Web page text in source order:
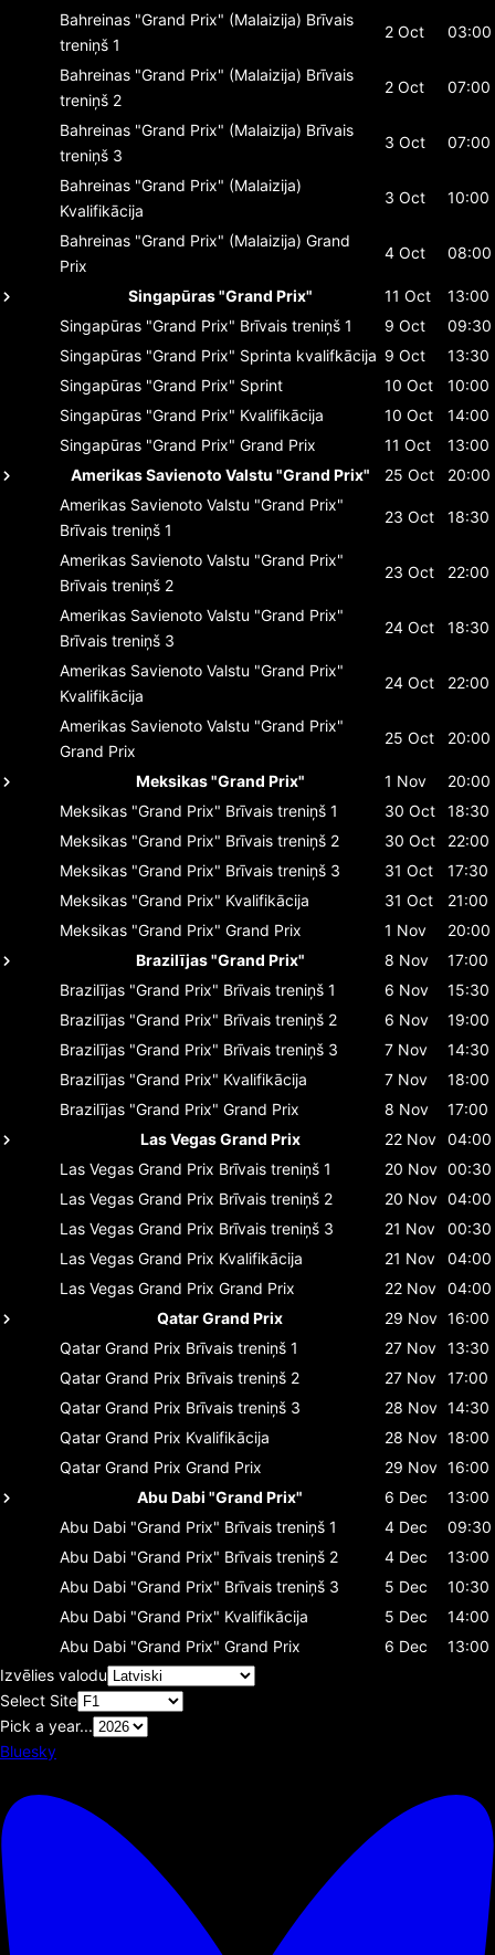
Bahreinas "Grand Prix" (Malaizija) Brīvais
treniņš 1
2 Oct 03:00
Bahreinas "Grand Prix" (Malaizija) Brīvais
treniņš 2
2 Oct 07:00
Bahreinas "Grand Prix" (Malaizija) Brīvais
treniņš 3
3 Oct 07:00
Bahreinas "Grand Prix" (Malaizija)
Kvalifikācija
3 Oct 10:00
Bahreinas "Grand Prix" (Malaizija) Grand
Prix
4 Oct 08:00
Singapūras "Grand Prix" 11 Oct
13:00
Singapūras "Grand Prix" Brīvais treniņš 1 9 Oct
09:30
Singapūras "Grand Prix" Sprinta kvalifkācija 9 Oct
13:30
Singapūras "Grand Prix" Sprint 10 Oct
10:00
Singapūras "Grand Prix" Kvalifikācija 10 Oct
14:00
Singapūras "Grand Prix" Grand Prix 11 Oct
13:00
Amerikas Savienoto Valstu "Grand Prix"
25 Oct
20:00
Amerikas Savienoto Valstu "Grand Prix"
Brīvais treniņš 1
23 Oct 18:30
Amerikas Savienoto Valstu "Grand Prix"
Brīvais treniņš 2
23 Oct 22:00
Amerikas Savienoto Valstu "Grand Prix"
Brīvais treniņš 3
24 Oct 18:30
Amerikas Savienoto Valstu "Grand Prix"
Kvalifikācija
24 Oct 22:00
Amerikas Savienoto Valstu "Grand Prix"
Grand Prix
25 Oct 20:00
Meksikas "Grand Prix" 1 Nov
20:00
Meksikas "Grand Prix" Brīvais treniņš 1 30 Oct
18:30
Meksikas "Grand Prix" Brīvais treniņš 2 30 Oct
22:00
Meksikas "Grand Prix" Brīvais treniņš 3 31 Oct
17:30
Meksikas "Grand Prix" Kvalifikācija 31 Oct
21:00
Meksikas "Grand Prix" Grand Prix 1 Nov
20:00
Brazilījas "Grand Prix"
8 Nov
17:00
Brazilījas "Grand Prix" Brīvais treniņš 1 6 Nov
15:30
Brazilījas "Grand Prix" Brīvais treniņš 2 6 Nov
19:00
Brazilījas "Grand Prix" Brīvais treniņš 3 7 Nov
14:30
Brazilījas "Grand Prix" Kvalifikācija 7 Nov
18:00
Brazilījas "Grand Prix" Grand Prix 8 Nov
17:00
Las Vegas Grand Prix
22 Nov 04:00
Las Vegas Grand Prix Brīvais treniņš 1 20 Nov 00:30
Las Vegas Grand Prix Brīvais treniņš 2 20 Nov 04:00
Las Vegas Grand Prix Brīvais treniņš 3 21 Nov
00:30
Las Vegas Grand Prix Kvalifikācija 21 Nov
04:00
Las Vegas Grand Prix Grand Prix 22 Nov 04:00
Qatar Grand Prix
29 Nov 16:00
Qatar Grand Prix Brīvais treniņš 1 27 Nov 13:30
Qatar Grand Prix Brīvais treniņš 2 27 Nov 17:00
Qatar Grand Prix Brīvais treniņš 3 28 Nov 14:30
Qatar Grand Prix Kvalifikācija 28 Nov 18:00
Qatar Grand Prix Grand Prix 29 Nov 16:00
Abu Dabi "Grand Prix"
6 Dec
13:00
Abu Dabi "Grand Prix" Brīvais treniņš 1 4 Dec
09:30
Abu Dabi "Grand Prix" Brīvais treniņš 2 4 Dec
13:00
Abu Dabi "Grand Prix" Brīvais treniņš 3 5 Dec
10:30
Abu Dabi "Grand Prix" Kvalifikācija 5 Dec
14:00
Abu Dabi "Grand Prix" Grand Prix 6 Dec
13:00
Izvēlies valodu
Select Site
Pick a year...
Bluesky